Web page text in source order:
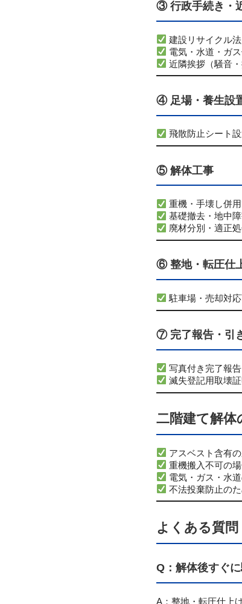
③ 行政手続き・
建設リサイクル法
電気・水道・ガ
近隣挨拶（騒音・
④ 足場・養生設
飛散防止シート
⑤ 解体工事
重機・手壊し併
基礎撤去・地中
廃材分別・適正
⑥ 整地・転圧仕
駐車場・売却対
⑦ 完了報告・引
写真付き完了報告
滅失登記用取壊
二階建て解体
アスベスト含有
重機搬入不可の
電気・ガス・水
不法投棄防止の
よくある質問
Q：解体後すぐ
A：整地・転圧仕上